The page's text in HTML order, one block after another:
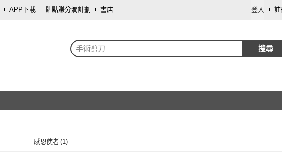
APP下載 點點賺分潤計劃 書店 登入 註
手術剪刀 搜尋
感恩使者(1)